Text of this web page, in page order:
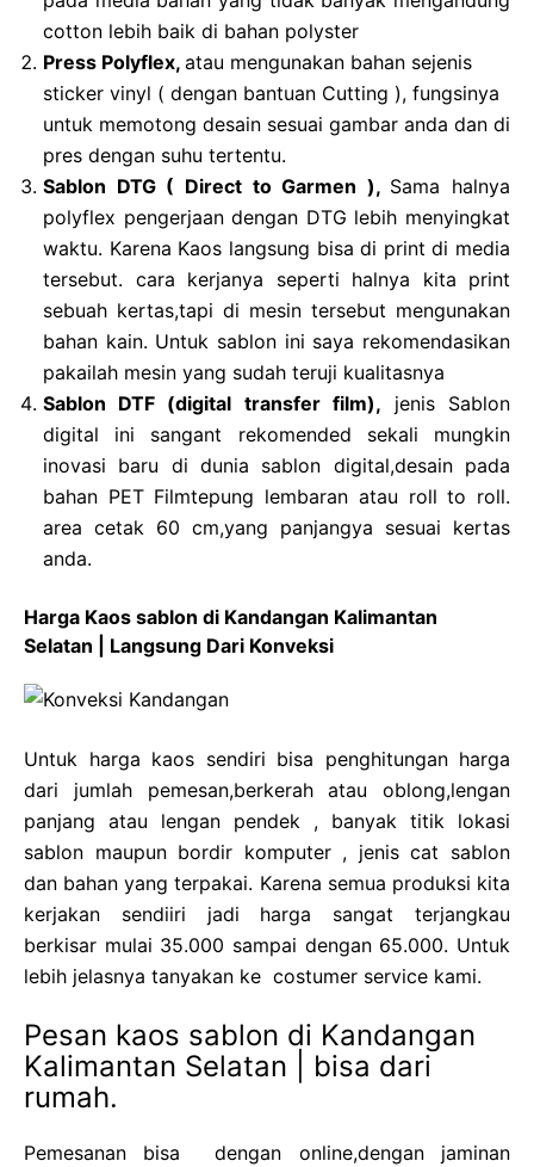
cotton lebih baik di bahan polyster
Press Polyflex, atau mengunakan bahan sejenis
sticker vinyl ( dengan bantuan Cutting ), fungsinya
untuk memotong desain sesuai gambar anda dan di
pres dengan suhu tertentu.
Sablon DTG ( Direct to Garmen ), Sama halnya
polyflex pengerjaan dengan DTG lebih menyingkat
waktu. Karena Kaos langsung bisa di print di media
tersebut. cara kerjanya seperti halnya kita print
sebuah kertas,tapi di mesin tersebut mengunakan
bahan kain. Untuk sablon ini saya rekomendasikan
pakailah mesin yang sudah teruji kualitasnya
Sablon DTF (digital transfer film), jenis Sablon
digital ini sangant rekomended sekali mungkin
inovasi baru di dunia sablon digital,desain pada
bahan PET Filmtepung lembaran atau roll to roll.
area cetak 60 cm,yang panjangya sesuai kertas
anda.
Harga Kaos sablon di Kandangan Kalimantan
Selatan | Langsung Dari Konveksi
Untuk harga kaos sendiri bisa penghitungan harga
dari jumlah pemesan,berkerah atau oblong,lengan
panjang atau lengan pendek , banyak titik lokasi
sablon maupun bordir komputer , jenis cat sablon
dan bahan yang terpakai. Karena semua produksi kita
kerjakan sendiiri jadi harga sangat terjangkau
berkisar mulai 35.000 sampai dengan 65.000. Untuk
lebih jelasnya tanyakan ke costumer service kami.
Pesan kaos sablon di Kandangan
Kalimantan Selatan | bisa dari
rumah.
Pemesanan bisa dengan online,dengan jaminan